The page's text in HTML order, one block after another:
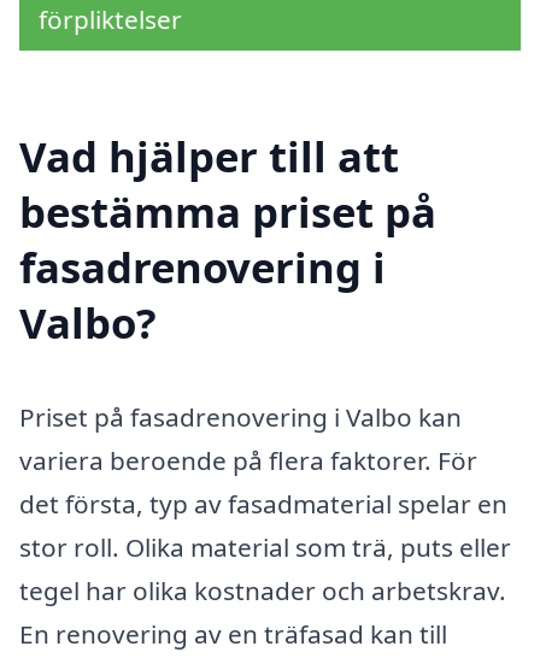
förpliktelser
Vad hjälper till att
bestämma priset på
fasadrenovering i
Valbo?
Priset på fasadrenovering i Valbo kan
variera beroende på flera faktorer. För
det första, typ av fasadmaterial spelar en
stor roll. Olika material som trä, puts eller
tegel har olika kostnader och arbetskrav.
En renovering av en träfasad kan till